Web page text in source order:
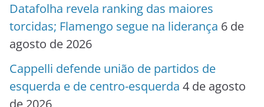
Datafolha revela ranking das maiores
torcidas; Flamengo segue na liderança 6 de
agosto de 2026
Cappelli defende união de partidos de
esquerda e de centro-esquerda 4 de agosto